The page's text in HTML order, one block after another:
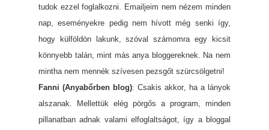
tudok ezzel foglalkozni. Emailjeim nem nézem minden
nap, eseményekre pedig nem hívott még senki így,
hogy külföldön lakunk, szóval számomra egy kicsit
könnyebb talán, mint más anya bloggereknek. Na nem
mintha nem mennék szívesen pezsgőt szürcsölgetni!
Fanni (Anyabőrben blog): Csakis akkor, ha a lányok
alszanak. Mellettük elég pörgős a program, minden
pillanatban adnak valami elfoglaltságot, így a bloggal